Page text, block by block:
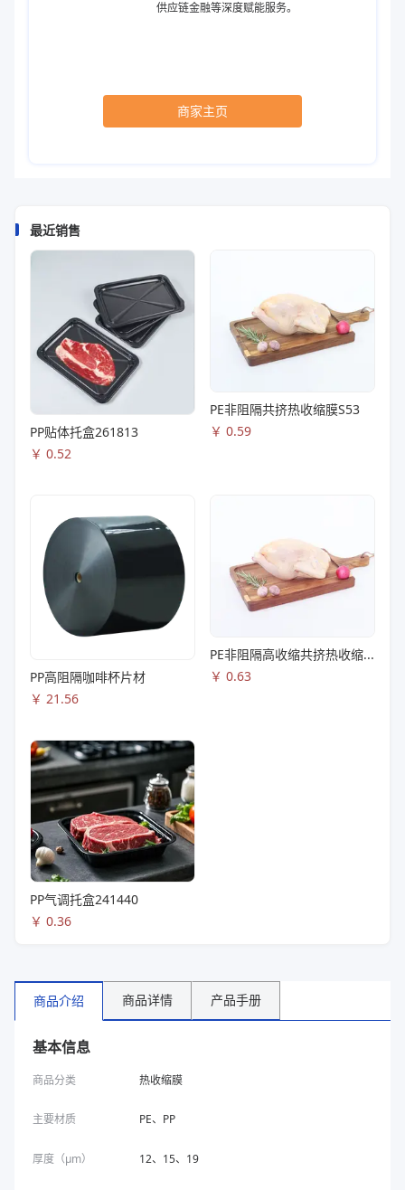
供应链金融等深度赋能服务。
商家主页
最近销售
PP贴体托盒261813
￥ 0.52
PE非阻隔共挤热收缩膜S53
￥ 0.59
PP高阻隔咖啡杯片材
￥ 21.56
PE非阻隔高收缩共挤热收缩膜S83
￥ 0.63
PP气调托盒241440
￥ 0.36
商品介绍 商品详情 产品手册
基本信息
商品分类 热收缩膜
主要材质 PE、PP
厚度（μm） 12、15、19